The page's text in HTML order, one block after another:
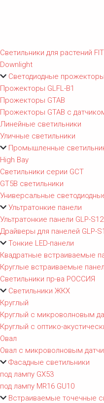
Светильники для растений
Downlight
Светодиодные прожекторы
Прожекторы GLFL-B1
Прожекторы GTAB
Прожекторы GTAB с
Линейные светильники
Уличные светильники
Промышленные
High Bay
Светильники серии GCT
GT5B светильники
Универсальные
Ультратонкие панели
Ультратонкие панели GLP-S12
Драйверы для панелей GLP-
Тонкие LED-панели
Квадратные встраиваемые
Круглые встраиваемые
Светильники пр-ва РОССИЯ
Светильники ЖКХ
Круглый
Круглый с микроволновым
Круглый с оптико-
Овал
Овал с микроволновым
Фасадные светильники
под лампу GX53
под лампу MR16 GU10
Встраиваемые точечные